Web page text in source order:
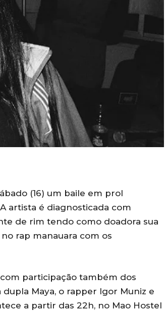
(16) um baile em prol
artista é diagnosticada com
de rim tendo como doadora sua
rap manauara com os
participação também dos
dupla Maya, o rapper Igor Muniz e
a partir das 22h, no Mao Hostel